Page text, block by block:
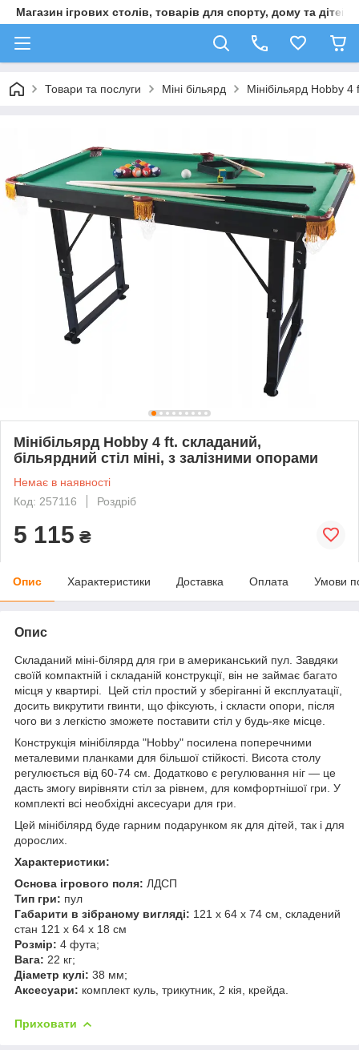
Магазин ігрових столів, товарів для спорту, дому та дітей
Товари та послуги Міні більярд Мінібільярд Hobby
Мінібільярд Hobby 4 ft. складаний,
більярдний стіл міні, з залізними опорами
Немає в наявності
Код: 257116
Роздріб
5 115 ₴
Опис Характеристики Доставка Оплата Умови
Опис
Складаний міні-білярд для гри в американський пул. Завдяки
своїй компактній і складаній конструкції, він не займає багато
місця у квартирі. Цей стіл простий у зберіганні й експлуатації,
досить викрутити гвинти, що фіксують, і скласти опори, після
чого ви з легкістю зможете поставити стіл у будь-яке місце.
Конструкція мінібілярда "Hobby" посилена поперечними
металевими планками для більшої стійкості. Висота столу
регулюється від 60-74 см. Додатково є регулювання ніг — це
дасть змогу вирівняти стіл за рівнем, для комфортнішої гри. У
комплекті всі необхідні аксесуари для гри.
Цей мінібілярд буде гарним подарунком як для дітей, так і для
дорослих.
Характеристики:
Основа ігрового поля: ЛДСП
Тип гри: пул
Габарити в зібраному вигляді: 121 х 64 х 74 см, складений
стан 121 х 64 х 18 см
Розмір: 4 фута;
Вага: 22 кг;
Діаметр кулі: 38 мм;
Аксесуари: комплект куль, трикутник, 2 кія, крейда.
Приховати